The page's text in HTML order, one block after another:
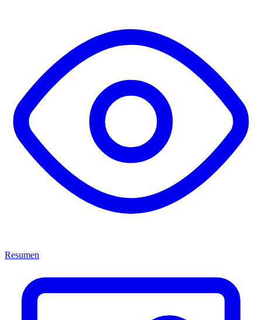
Resumen